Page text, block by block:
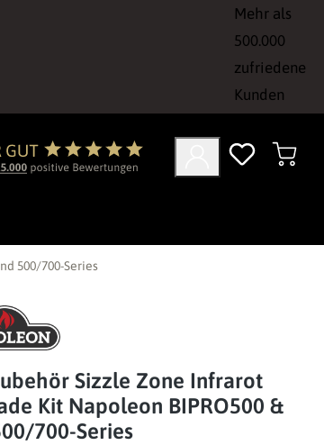
Mehr als
500.000
zufriedene
Kunden
500/700-Series
Sizzle Zone Infrarot
Kit Napoleon BIPRO500 &
700-Series